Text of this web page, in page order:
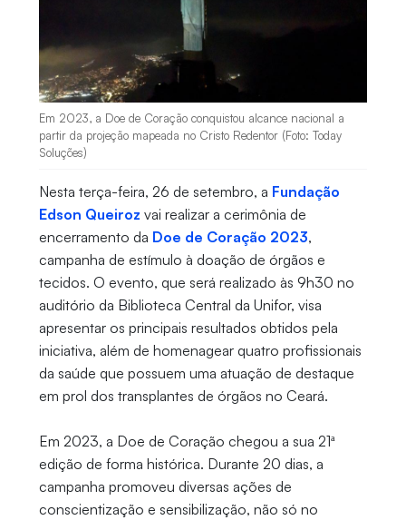
Em 2023, a Doe de Coração conquistou alcance nacional a
partir da projeção mapeada no Cristo Redentor (Foto: Today
Soluções)
Nesta terça-feira, 26 de setembro, a Fundação
Edson Queiroz vai realizar a cerimônia de
encerramento da Doe de Coração 2023,
campanha de estímulo à doação de órgãos e
tecidos. O evento, que será realizado às 9h30 no
auditório da Biblioteca Central da Unifor, visa
apresentar os principais resultados obtidos pela
iniciativa, além de homenagear quatro profissionais
da saúde que possuem uma atuação de destaque
em prol dos transplantes de órgãos no Ceará.
Em 2023, a Doe de Coração chegou a sua 21ª
edição de forma histórica. Durante 20 dias, a
campanha promoveu diversas ações de
conscientização e sensibilização, não só no